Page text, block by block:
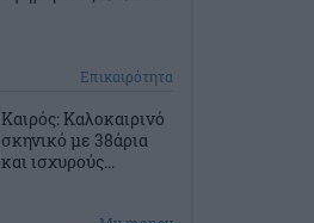
Επικαιρότητα
Καιρός: Καλοκαιρινό
σκηνικό με 38άρια
και ισχυρούς...